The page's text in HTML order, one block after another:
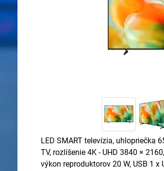
LED SMART televízia, uhlopriečka
TV, rozlíšenie 4K - UHD 3840 ×
výkon reproduktorov 20 W, USB 1 x